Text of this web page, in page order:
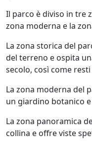
Il parco è diviso in tre
zona moderna e la
La zona storica del
del terreno e ospita
secolo, così come
La zona moderna del
un giardino botanico
La zona panoramica
collina e offre viste